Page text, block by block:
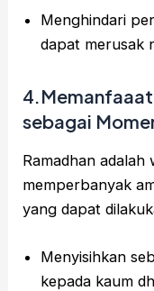
Menghindari
dapat merusak
sebagai
Ramadhan
memperbanyak
yang dapat
Menyisihkan
kepada kaum